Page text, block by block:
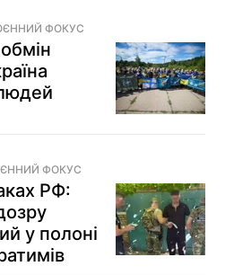
ФОКУС
ФОКУС
РФ:
у полоні